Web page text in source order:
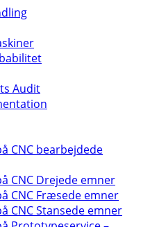
Audit
CNC bearbejdede
CNC Drejede emner
CNC Fræsede emner
CNC Stansede emner